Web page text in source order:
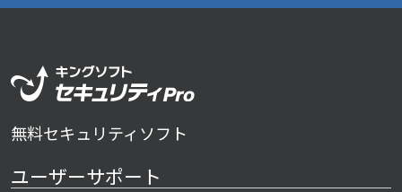
無料セキュリティソフト
ユーザーサポート